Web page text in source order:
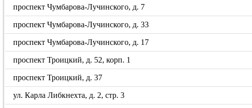
проспект Чумбарова-Лучинского, д. 7
проспект Чумбарова-Лучинского, д. 33
проспект Чумбарова-Лучинского, д. 17
проспект Троицкий, д. 52, корп. 1
проспект Троицкий, д. 37
ул. Карла Либкнехта, д. 2, стр. 3